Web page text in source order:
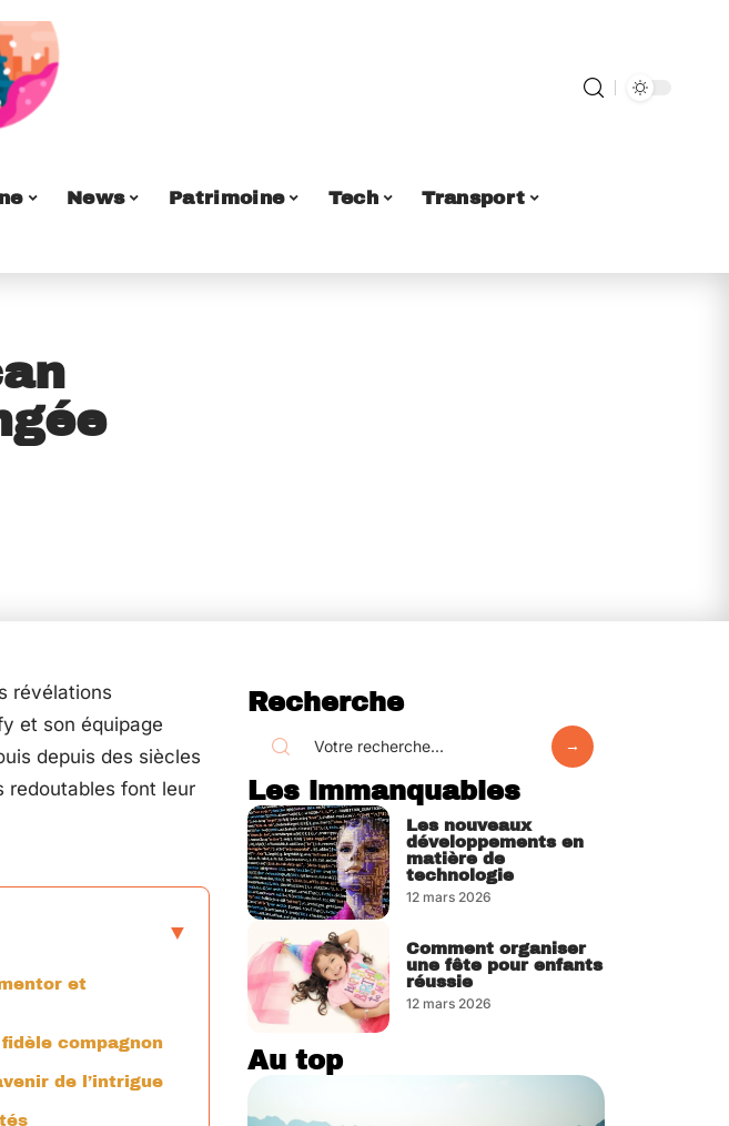
News Patrimoine Tech Transport
révélations
et son équipage
depuis des siècles
redoutables font leur
et
compagnon
de l’intrigue
Recherche
Les immanquables
Les nouveaux
développements en
matière de
technologie
12 mars 2026
Comment organiser
une fête pour enfants
réussie
12 mars 2026
Au top